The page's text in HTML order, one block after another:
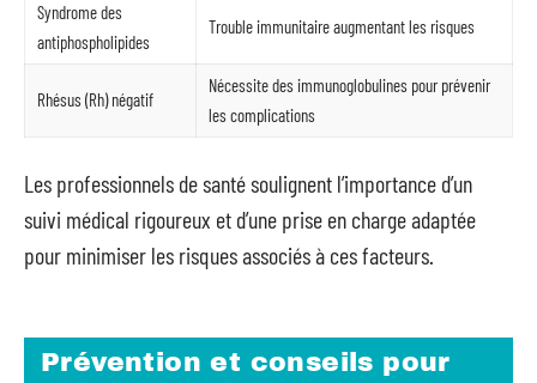
Syndrome des
antiphospholipides
Trouble immunitaire augmentant les risques
Rhésus (Rh) négatif
Nécessite des immunoglobulines pour prévenir
les complications
Les professionnels de santé soulignent l’importance d’un
suivi médical rigoureux et d’une prise en charge adaptée
pour minimiser les risques associés à ces facteurs.
Prévention et conseils pour